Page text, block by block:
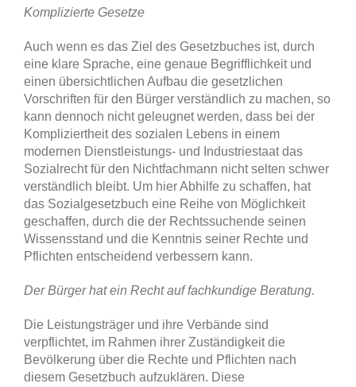
Komplizierte Gesetze
Auch wenn es das Ziel des Gesetzbuches ist, durch
eine klare Sprache, eine genaue Begrifflichkeit und
einen übersichtlichen Aufbau die gesetzlichen
Vorschriften für den Bürger verständlich zu machen, so
kann dennoch nicht geleugnet werden, dass bei der
Kompliziertheit des sozialen Lebens in einem
modernen Dienstleistungs- und Industriestaat das
Sozialrecht für den Nichtfachmann nicht selten schwer
verständlich bleibt. Um hier Abhilfe zu schaffen, hat
das Sozialgesetzbuch eine Reihe von Möglichkeit
geschaffen, durch die der Rechtssuchende seinen
Wissensstand und die Kenntnis seiner Rechte und
Pflichten entscheidend verbessern kann.
Der Bürger hat ein Recht auf fachkundige Beratung.
Die Leistungsträger und ihre Verbände sind
verpflichtet, im Rahmen ihrer Zuständigkeit die
Bevölkerung über die Rechte und Pflichten nach
diesem Gesetzbuch aufzuklären. Diese